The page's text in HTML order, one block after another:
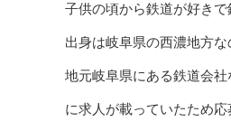
子供の頃から鉄道が好きで
出身は岐阜県の西濃地方
地元岐阜県にある鉄道会
に求人が載っていたため応